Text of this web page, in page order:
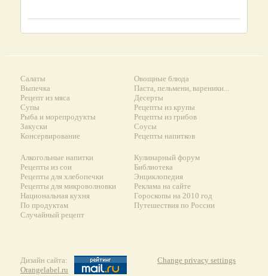
Салаты
Выпечка
Рецепт из мяса
Супы
Рыба и морепродукты
Закуски
Консервирование
Овощные блюда
Паста, пельмени, вареники...
Десерты
Рецепты из крупы
Рецепты из грибов
Соусы
Рецепты напитков
Алкогольные напитки
Рецепты из сои
Рецепты для хлебопечки
Рецепты для микроволновки
Национальная кухня
По продуктам
Случайный рецепт
Кулинарный форум
Библиотека
Энциклопедия
Реклама на сайте
Гороскопы на 2010 год
Путешествия по России
Дизайн сайта:
Orangelabel.ru
Change privacy settings